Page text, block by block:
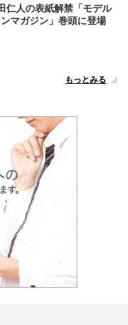
仁人の表紙解禁「モデル
マガジン」巻頭に登場
もっとみる